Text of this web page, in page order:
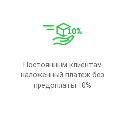
Постоянным клиентам
наложенный платеж без
предоплаты 10%